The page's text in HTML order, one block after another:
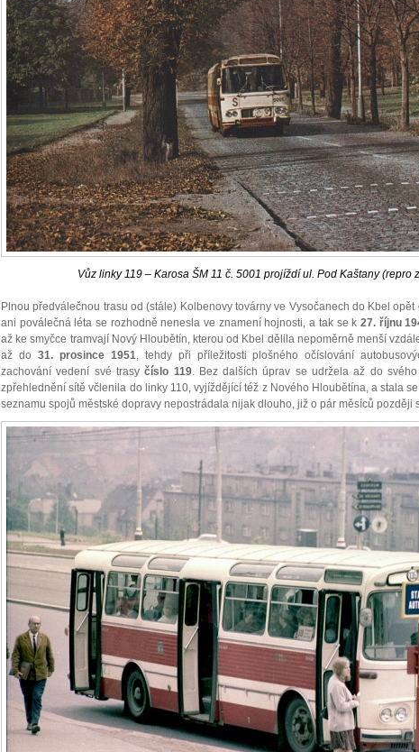
Vůz linky 119 – Karosa ŠM 11 č. 5001 projíždí ul. Pod Kaštany (repro
Plnou předválečnou trasu od (stále) Kolbenovy továrny ve Vysočanech do Kbel
ani poválečná léta se rozhodně nenesla ve znamení hojnosti, a tak se k 27. říjnu
až ke smyčce tramvají Nový Hloubětín, kterou od Kbel dělila nepoměrně menší
až do 31. prosince 1951, tehdy při příležitosti plošného očíslování
zachování vedení své trasyčíslo 119. Bez dalších úprav se udržela až do svého
zpřehlednění sítě včlenila do linky 110, vyjíždějící též z Nového Hloubětína, a stala
seznamu spojů městské dopravy nepostrádala nijak dlouho, již o pár měsíců později